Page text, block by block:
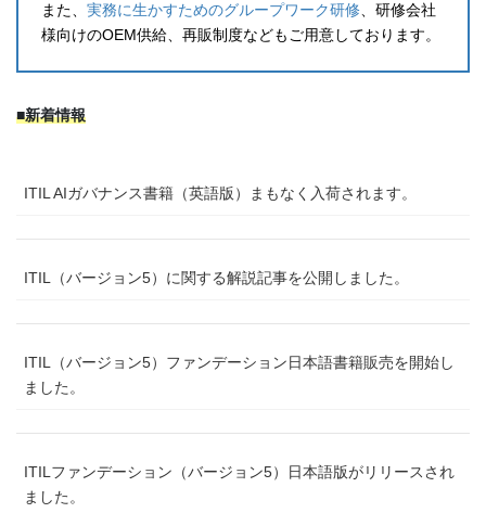
また、 実務に生かすためのグループワーク研修、研修会社
様向けのOEM供給、再販制度などもご用意しております。
■新着情報
ITIL AIガバナンス書籍（英語版）まもなく入荷されます。
ITIL（バージョン5）に関する解説記事を公開しました。
ITIL（バージョン5）ファンデーション日本語書籍販売を開始し
ました。
ITILファンデーション（バージョン5）日本語版がリリースされ
ました。